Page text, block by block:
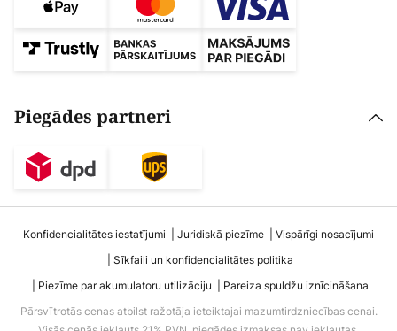
Piegādes partneri
Konfidencialitātes iestatījumi Juridiskā piezīme
Vispārīgi nosacījumi
Sīkfaili un konfidencialitātes politika
Piezīme par akumulatoru utilizāciju
Pareiza spuldžu iznīcināšana
Pārsvītrotās cenas atbilst ražotāja ieteiktajai mazumtirdzniecības cenai.